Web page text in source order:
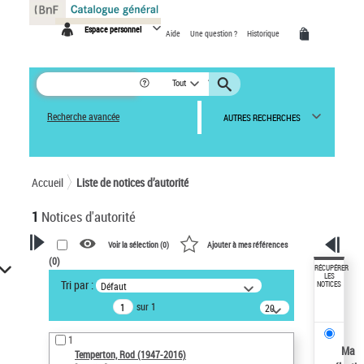
Espace personnel Aide Une question ? Historique
Tout
Recherche avancée AUTRES RECHERCHES
Accueil Liste de notices d’autorité
1 Notices d'autorité
VOTRE RECHERCHE
Recherche avancée dans les
notices d’autorité
Œuvres liées à l'auteur :
Temperton, Rod (1947-2016)
Voir la sélection (0) Ajouter à mes références
(0)
Tri par : Défaut
sur 1
20
résultats/page
1
Temperton, Rod (1947-2016)
RÉCUPÉRER
LES
NOTICES
Ma
Panneau de gestion des cookies